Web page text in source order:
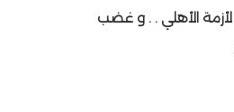
لأزمة الأهلي . . و غضب